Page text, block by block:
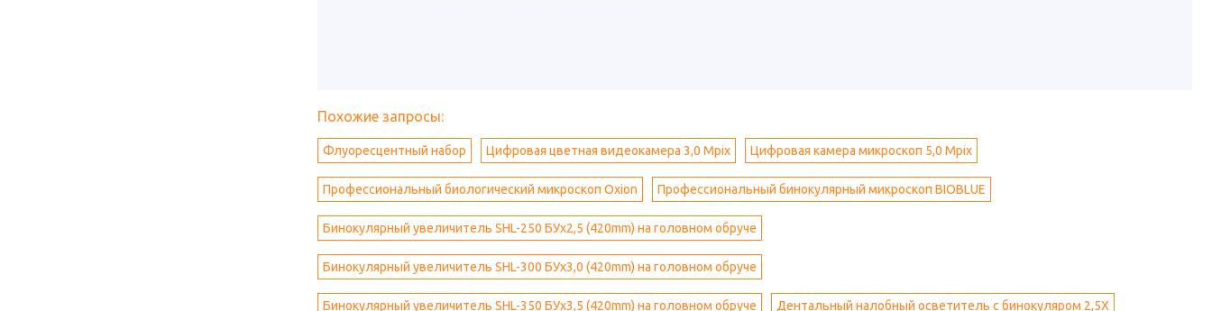
Похожие запросы:
Флуоресцентный набор Цифровая цветная видеокамера 3,0 Mpix Цифровая камера микроскоп 5,0 Mpix
Профессиональный биологический микроскоп Oxion Профессиональный бинокулярный микроскоп BIOBLUE
Бинокулярный увеличитель SHL-250 БУх2,5 (420mm) на головном обруче
Бинокулярный увеличитель SHL-300 БУх3,0 (420mm) на головном обруче
Бинокулярный увеличитель SHL-350 БУх3,5 (420mm) на головном обруче Дентальный налобный осветитель с бинокуляром 2,5Х